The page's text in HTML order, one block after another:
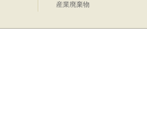
産業廃棄物